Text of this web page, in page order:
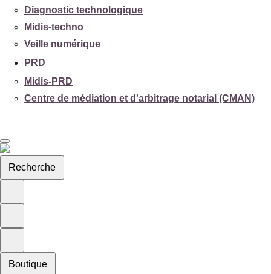
Diagnostic technologique
Midis-techno
Veille numérique
PRD
Midis-PRD
Centre de médiation et d'arbitrage notarial (CMAN)
Recherche
Boutique